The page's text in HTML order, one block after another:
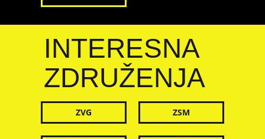
INTERESNA
ZDRUŽENJA
ZVG ZSM